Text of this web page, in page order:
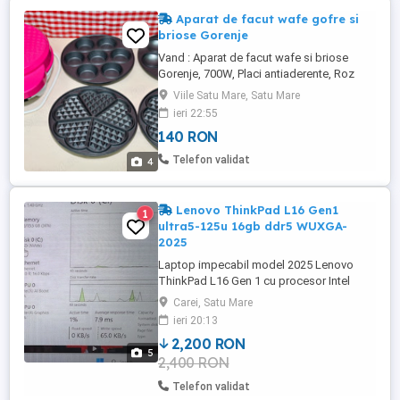
4
Aparat de facut wafe gofre si
briose Gorenje
Vand : Aparat de facut wafe si briose
Gorenje, 700W, Placi antiaderente, Roz
Poze recente 2025. Am mai multe aparate
pentru bucatarie. ( Intrebati pentru detalii. )
Acest aparat are un design modern si
elegant. Aparatul de facut waffe si briose
GORENJE este un dispozitiv deosebit
Viile Satu Mare, Satu Mare
ieri 22:55
140 RON
Telefon validat
5
1
Lenovo ThinkPad L16 Gen1
ultra5-125u 16gb ddr5 WUXGA-
2025
Laptop impecabil model 2025 Lenovo
ThinkPad L16 Gen 1 cu procesor Intel
Core Ultra 5 125U pana la 4.3GHz, 16",
WUXGA, IPS, 16GB DDR5 cu viteze de
5600mt s , 256GB SSD nvme, Intel
Graphics,camera ir cu deblocare faciala
Windows 11 Pro, Black, 3Y Onsite, Bateria
are 30 cicluri de incarcare.2200 este un ...
Carei, Satu Mare
ieri 20:13
2,200 RON
2,400 RON
Telefon validat